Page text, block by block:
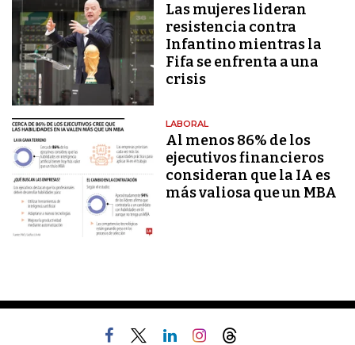
Las mujeres lideran
resistencia contra
Infantino mientras la
Fifa se enfrenta a una
crisis
LABORAL
Al menos 86% de los
ejecutivos financieros
consideran que la IA es
más valiosa que un MBA